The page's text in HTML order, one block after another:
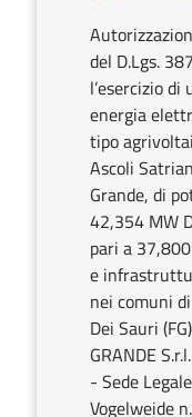
del D.Lgs.
l’esercizio
energia
tipo
Ascoli
Grande, di
42,354 MW
pari a
e
nei comuni
Dei Sauri
GRANDE
- Sede
Vogelweide